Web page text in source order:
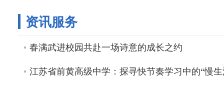
资讯服务
春满武进校园共赴一场诗意的成长之约
江苏省前黄高级中学：探寻快节奏学习中的“慢